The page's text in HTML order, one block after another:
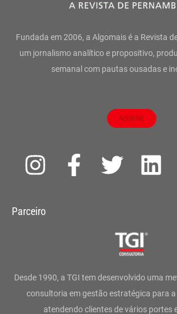
Fundada em 2006, a Algomais é a Revista
um jornalismo analítico e propositivo,
semanal com pautas ousadas e
ASSINE
I
s
g
r
F
a
o
o
T
t
e
r
L
d
i
Parceiro
Desde 1990, a TGI tem desenvolvido uma
consultoria em gestão estratégica para
atendendo clientes de vários portes